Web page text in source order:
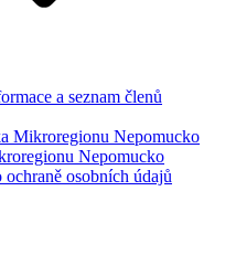
a seznam členů
Mikroregionu Nepomucko
Nepomucko
ochraně osobních údajů